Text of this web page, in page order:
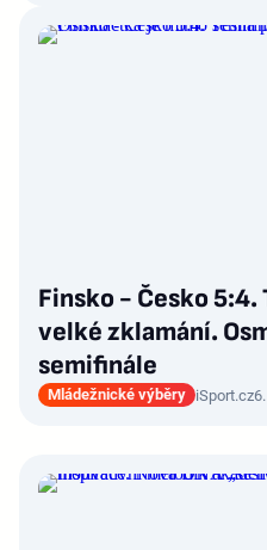
Finsko - Česko
velké zklamání.
semifinále
Mládežnické výběry iSport.cz